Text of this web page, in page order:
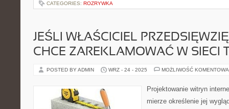
CATEGORIES: ROZRYWKA
JEŚLI WŁAŚCICIEL
CHCE ZAREKLAMOWAĆ W SIECI
POSTED BY ADMIN WRZ - 24 - 2025 MOŻLIWOŚĆ
Projektowanie witryn
mierze określenie jej